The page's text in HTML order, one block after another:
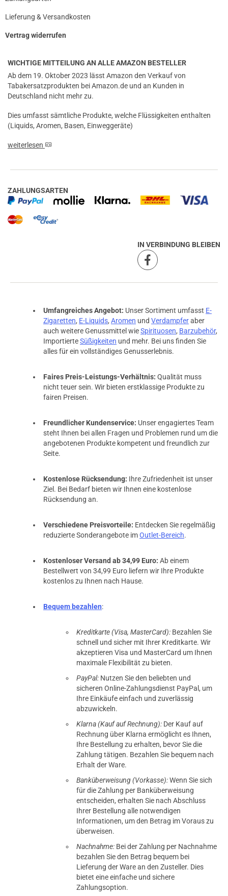
Lieferung & Versandkosten
Vertrag widerrufen
WICHTIGE MITTEILUNG AN ALLE AMAZON BESTELLER
Ab dem 19. Oktober 2023 lässt Amazon den Verkauf von
Tabakersatzprodukten bei Amazon.de und an Kunden in
Deutschland nicht mehr zu.
Dies umfasst sämtliche Produkte, welche Flüssigkeiten enthalten
(Liquids, Aromen, Basen, Einweggeräte)
weiterlesen
ZAHLUNGSARTEN
IN VERBINDUNG BLEIBEN
Umfangreiches Angebot: Unser Sortiment umfasst E-
Zigaretten, E-Liquids, Aromen und Verdampferaber
auch weitere Genussmittel wieSpirituosen, Barzubehör,
ImportierteSüßigkeiten und mehr. Bei uns finden Sie
alles für ein vollständiges Genusserlebnis.
Faires Preis-Leistungs-Verhältnis: Qualität muss
nicht teuer sein. Wir bieten erstklassige Produkte zu
fairen Preisen.
Freundlicher Kundenservice: Unser engagiertes Team
steht Ihnen bei allen Fragen und Problemen rund um die
angebotenen Produkte kompetent und freundlich zur
Seite.
Kostenlose Rücksendung: Ihre Zufriedenheit ist unser
Ziel. Bei Bedarf bieten wir Ihnen eine kostenlose
Rücksendung an.
Verschiedene Preisvorteile: Entdecken Sie regelmäßig
reduzierte Sonderangebote imOutlet-Bereich.
Kostenloser Versand ab 34,99 Euro: Ab einem
Bestellwert von 34,99 Euro liefern wir Ihre Produkte
kostenlos zu Ihnen nach Hause.
Bequem bezahlen:
Kreditkarte (Visa, MasterCard): Bezahlen Sie
schnell und sicher mit Ihrer Kreditkarte. Wir
akzeptieren Visa und MasterCard um Ihnen
maximale Flexibilität zu bieten.
PayPal: Nutzen Sie den beliebten und
sicheren Online-Zahlungsdienst PayPal, um
Ihre Einkäufe einfach und zuverlässig
abzuwickeln.
Klarna (Kauf auf Rechnung): Der Kauf auf
Rechnung über Klarna ermöglicht es Ihnen,
Ihre Bestellung zu erhalten, bevor Sie die
Zahlung tätigen. Bezahlen Sie bequem nach
Erhalt der Ware.
Banküberweisung (Vorkasse):Wenn Sie sich
für die Zahlung per Banküberweisung
entscheiden, erhalten Sie nach Abschluss
Ihrer Bestellung alle notwendigen
Informationen, um den Betrag im Voraus zu
überweisen.
Nachnahme: Bei der Zahlung per Nachnahme
bezahlen Sie den Betrag bequem bei
Lieferung der Ware an den Zusteller. Dies
bietet eine einfache und sichere
Zahlungsoption.